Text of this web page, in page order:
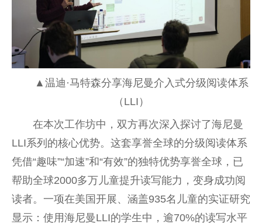
▲温迪·马特森分享海尼曼介入式分级阅读体系
（LLI）
在本次工作坊中，双方再次深入探讨了海尼曼
LLI系列的核心优势。这套享誉全球的分级阅读体系
凭借“趣味”“加速”和“有效”的独特优势享誉全球，已
帮助全球2000多万儿童提升读写能力，变身成功阅
读者。一项在美国开展、涵盖935名儿童的实证研究
显示：使用海尼曼LLI的学生中，逾70%的读写水平